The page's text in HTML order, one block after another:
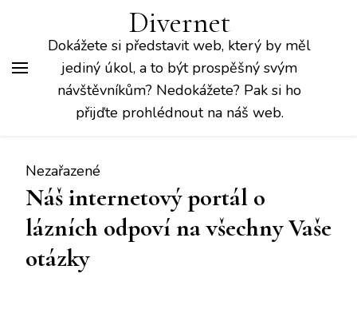
Divernet
Dokážete si představit web, který by měl
jediný úkol, a to být prospěšný svým
návštěvníkům? Nedokážete? Pak si ho
přijďte prohlédnout na náš web.
Nezařazené
Náš internetový portál o
lázních odpoví na všechny Vaše
otázky